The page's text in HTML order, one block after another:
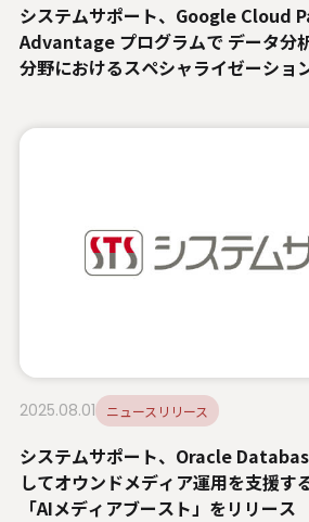
システムサポート、Google Cloud
Advantage プログラムで データ分
分野におけるスペシャライゼーショ
2025.08.01 ニュースリリース
システムサポート、Oracle
してオウンドメディア運用を支援す
「AIメディアブースト」をリリース